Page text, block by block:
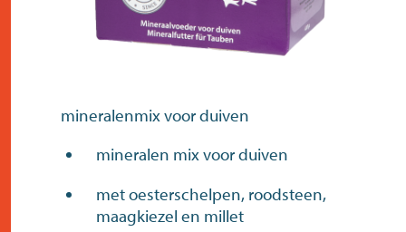
mineralenmix voor duiven
mineralen mix voor duiven
met oesterschelpen, roodsteen,
maagkiezel en millet